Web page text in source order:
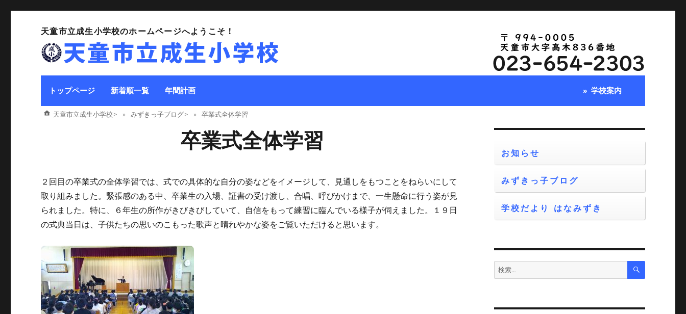
天童市立成生小学校のホームページへようこそ！
トップページ 新着順一覧 年間計画 学校案内
天童市立成生小学校 > みずきっ子ブログ> 卒業式全体学習
卒業式全体学習
２回目の卒業式の全体学習では、式での具体的な自分の姿などをイメージして、見通しをもつことをねらいにして
取り組みました。緊張感のある中、卒業生の入場、証書の受け渡し、合唱、呼びかけまで、一生懸命に行う姿が見
られました。特に、６年生の所作がきびきびしていて、自信をもって練習に臨んでいる様子が伺えました。１９日
の式典当日は、子供たちの思いのこもった歌声と晴れやかな姿をご覧いただけると思います。
お知らせ
みずきっ子ブログ
学校だより はなみずき
検
索:
検